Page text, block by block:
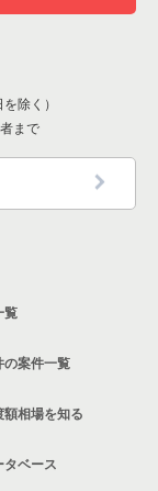
除く）
まで
覧
の案件一覧
額相場を知る
タベース